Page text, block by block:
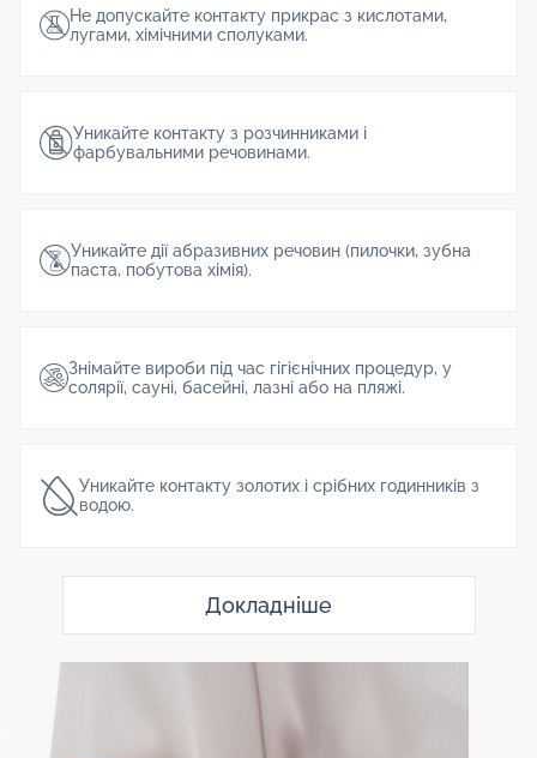
Не допускайте контакту прикрас з кислотами,
лугами, хімічними сполуками.
Уникайте контакту з розчинниками і
фарбувальними речовинами.
Уникайте дії абразивних речовин (пилочки, зубна
паста, побутова хімія).
Знімайте вироби під час гігієнічних процедур, у
солярії, сауні, басейні, лазні або на пляжі.
Уникайте контакту золотих і срібних годинників з
водою.
Докладніше